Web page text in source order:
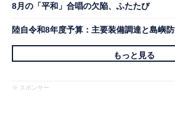
8月の「平和」合唱の欠陥、ふたたび
陸自令和8年度予算：主要装備調達と島嶼
もっと見る
※ スポンサー